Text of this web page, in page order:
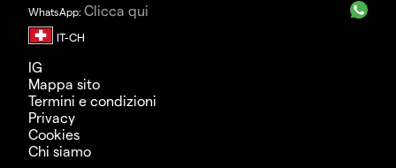
WhatsApp: Clicca qui
IG
Mappa sito
Termini e condizioni
Privacy
Cookies
Chi siamo